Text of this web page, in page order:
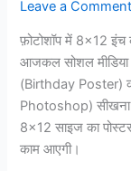
Leave a Comment
फ़ोटोशॉप में 8×12
आजकल सोशल मीडिया
(Birthday Poster)
Photoshop) सीखना
8×12 साइज का
काम आएगी।